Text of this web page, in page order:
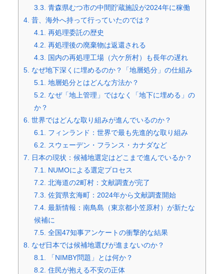
3.3. 青森県むつ市の中間貯蔵施設が2024年に稼働
4. 昔、海外へ持って行っていたのでは？
4.1.
再処理委託の歴史
4.2. 再処理後の廃棄物は返還される
4.3.
国内の再処理工場（六ケ所村）も長年の遅れ
5. なぜ地下深くに埋めるのか？「地層処分」の仕組み
5.1.
地層処分とはどんな方法か？
5.2.
なぜ「地上管理」ではなく「地下に埋める」の
か？
6. 世界ではどんな取り組みが進んでいるのか？
6.1.
フィンランド：世界で最も先進的な取り組み
6.2.
スウェーデン・フランス・カナダなど
7.
日本の現状：候補地選定はどこまで進んでいるか？
7.1.
NUMOによる選定プロセス
7.2. 北海道の2町村：文献調査が完了
7.3. 佐賀県玄海町：2024年から文献調査開始
7.4. 最新情報：南鳥島（東京都小笠原村）が新たな
候補に
7.5. 全国47知事アンケートの衝撃的な結果
8.
なぜ日本では候補地選びが進まないのか？
8.1.
「NIMBY問題」とは何か？
8.2. 住民が抱える不安の正体